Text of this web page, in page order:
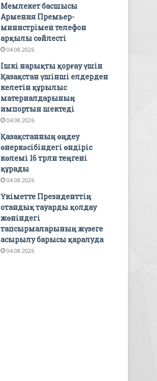
Мемлекет басшысы
Армения Премьер-
министрімен телефон
арқылы сөйлесті
04.08.2026
Ішкі нарықты қорғау үшін
Қазақстан үшінші елдерден
келетін құрылыс
материалдарының
импортын шектеді
04.08.2026
Қазақстанның өңдеу
өнеркәсібіндегі өндіріс
көлемі 16 трлн теңгені
құрады
04.08.2026
Үкіметте Президенттің
отандық тауарды қолдау
жөніндегі
тапсырмаларының жүзеге
асырылу барысы қаралуда
04.08.2026